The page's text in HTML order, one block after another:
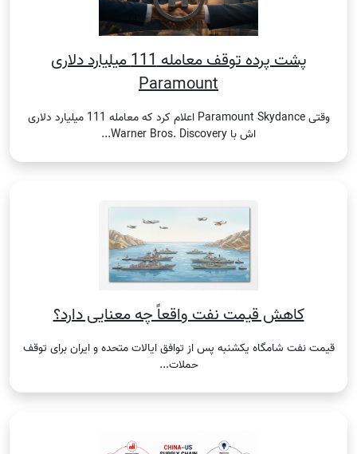
پشت پرده توقف معامله 111 میلیارد دلاری
Paramount
وقتی Paramount Skydance اعلام کرد که معامله 111 میلیارد دلاری
اش با Warner Bros. Discovery...
کاهش قیمت نفت واقعاً چه معنایی دارد؟
قیمت نفت شامگاه یکشنبه پس از توافق ایالات متحده و ایران برای توقف
حملات...